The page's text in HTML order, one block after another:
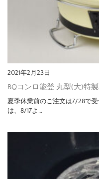
2021年2月23日
BQコンロ能登 丸型(大)特
夏季休業前のご注文は7/28で
は、8/17よ…